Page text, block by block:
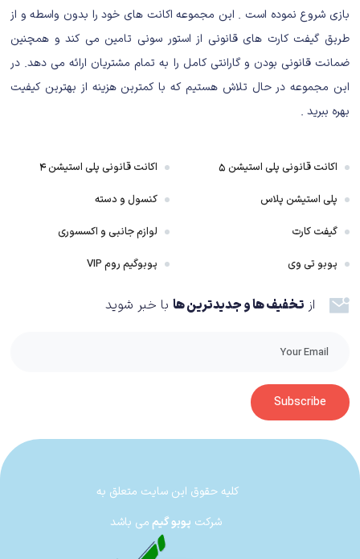
بازی شروع نموده است . این مجموعه اکانت های خود را بدون واسطه و از
طریق گیفت کارت های قانونی از استور سونی تامین می کند و همچنین
ضمانت قانونی بودن و گارانتی کامل را به تمام مشتریان ارائه می دهد. در
این مجموعه در حال تلاش هستیم که با کمترین هزینه از بهترین کیفیت
بهره ببرید .
اکانت قانونی پلی استیشن ۵
پلی استیشن پلاس
گیفت کارت
پوبو تی وی
اکانت قانونی پلی استیشن ۴
کنسول و دسته
لوازم جانبی و اکسسوری
پوبوگیم روم VIP
از تخفیف ها و جدیدترین ها با خبر شوید
Subscribe
کلیه حقوق این سایت متعلق به
شرکت پوبو گیممی باشد